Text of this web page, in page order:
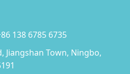
138 6785 6735
Jiangshan Town, Ningbo,